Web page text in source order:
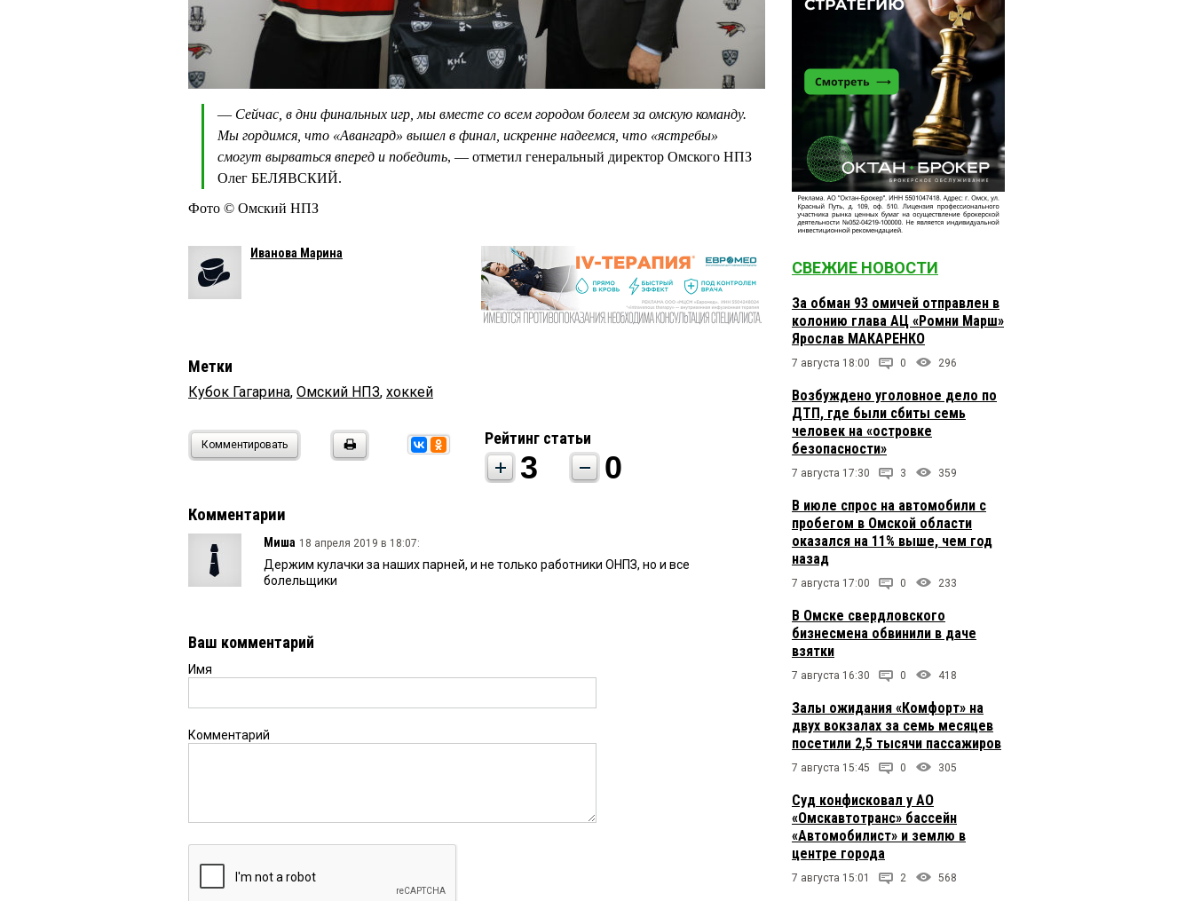
— Сейчас, в дни финальных игр, мы вместе со всем городом болеем за омскую команду.
Мы гордимся, что «Авангард» вышел в финал, искренне надеемся, что «ястребы»
смогут вырваться вперед и победить, — отметил генеральный директор Омского НПЗ
Олег БЕЛЯВСКИЙ.
Фото © Омский НПЗ
Иванова Марина
Метки
Кубок Гагарина, Омский НПЗ, хоккей
Комментировать Рейтинг статьи
3 0
Комментарии
Миша 18 апреля 2019 в 18:07:
Держим кулачки за наших парней, и не только работники ОНПЗ, но и все
болельщики
Ваш комментарий
Имя
Комментарий
СВЕЖИЕ НОВОСТИ
За обман 93 омичей отправлен в
колонию глава АЦ «Ромни Марш»
Ярослав МАКАРЕНКО
7 августа 18:00 0 296
Возбуждено уголовное дело по
ДТП, где были сбиты семь
человек на «островке
безопасности»
7 августа 17:30 3 359
В июле спрос на автомобили с
пробегом в Омской области
оказался на 11% выше, чем год
назад
7 августа 17:00 0 233
В Омске свердловского
бизнесмена обвинили в даче
взятки
7 августа 16:30 0 418
Залы ожидания «Комфорт» на
двух вокзалах за семь месяцев
посетили 2,5 тысячи пассажиров
7 августа 15:45 0 305
Суд конфисковал у АО
«Омскавтотранс» бассейн
«Автомобилист» и землю в
центре города
7 августа 15:01 2 568